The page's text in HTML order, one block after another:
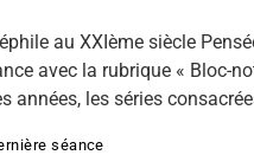
au XXIème siècle
avec la rubrique « Bloc-
années, les séries
séance